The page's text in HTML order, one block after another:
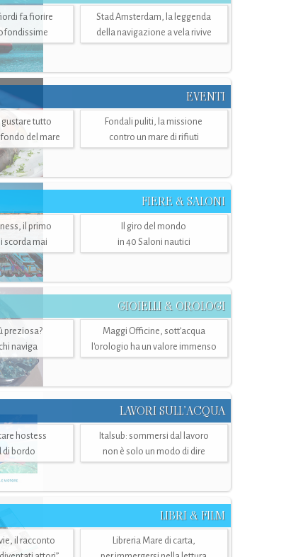
fa fiorire
Stad Amsterdam, la leggenda
della navigazione a vela rivive
EVENTI
gustare tutto
del mare
Fondali puliti, la missione
contro un mare di rifiuti
FIERE & SALONI
il primo
scorda mai
Il giro del mondo
in 40 Saloni nautici
GIOIELLI & OROLOGI
preziosa?
naviga
Maggi Officine, sott’acqua
l'orologio ha un valore immenso
LAVORI SULL’ACQUA
hostess
di bordo
Italsub: sommersi dal lavoro
non è solo un modo di dire
LIBRI & FILM
il racconto
Libreria Mare di carta,